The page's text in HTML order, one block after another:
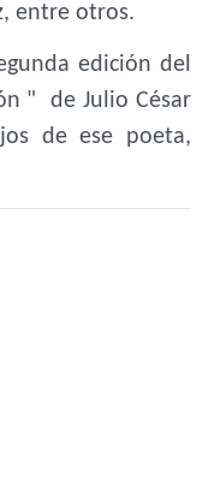
entre otros.
edición del
" de Julio César
de ese poeta,